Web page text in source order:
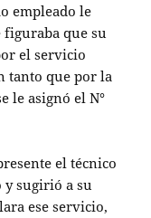
empleado le
figuraba que su
el servicio
tanto que por la
le asignó el N°
el técnico
sugirió a su
ese servicio,